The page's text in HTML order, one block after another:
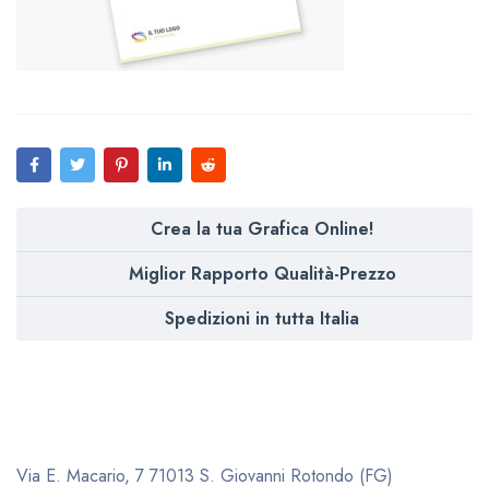
Crea la tua Grafica Online!
Miglior Rapporto Qualità-Prezzo
Spedizioni in tutta Italia
Via E. Macario, 7 71013 S. Giovanni Rotondo (FG)